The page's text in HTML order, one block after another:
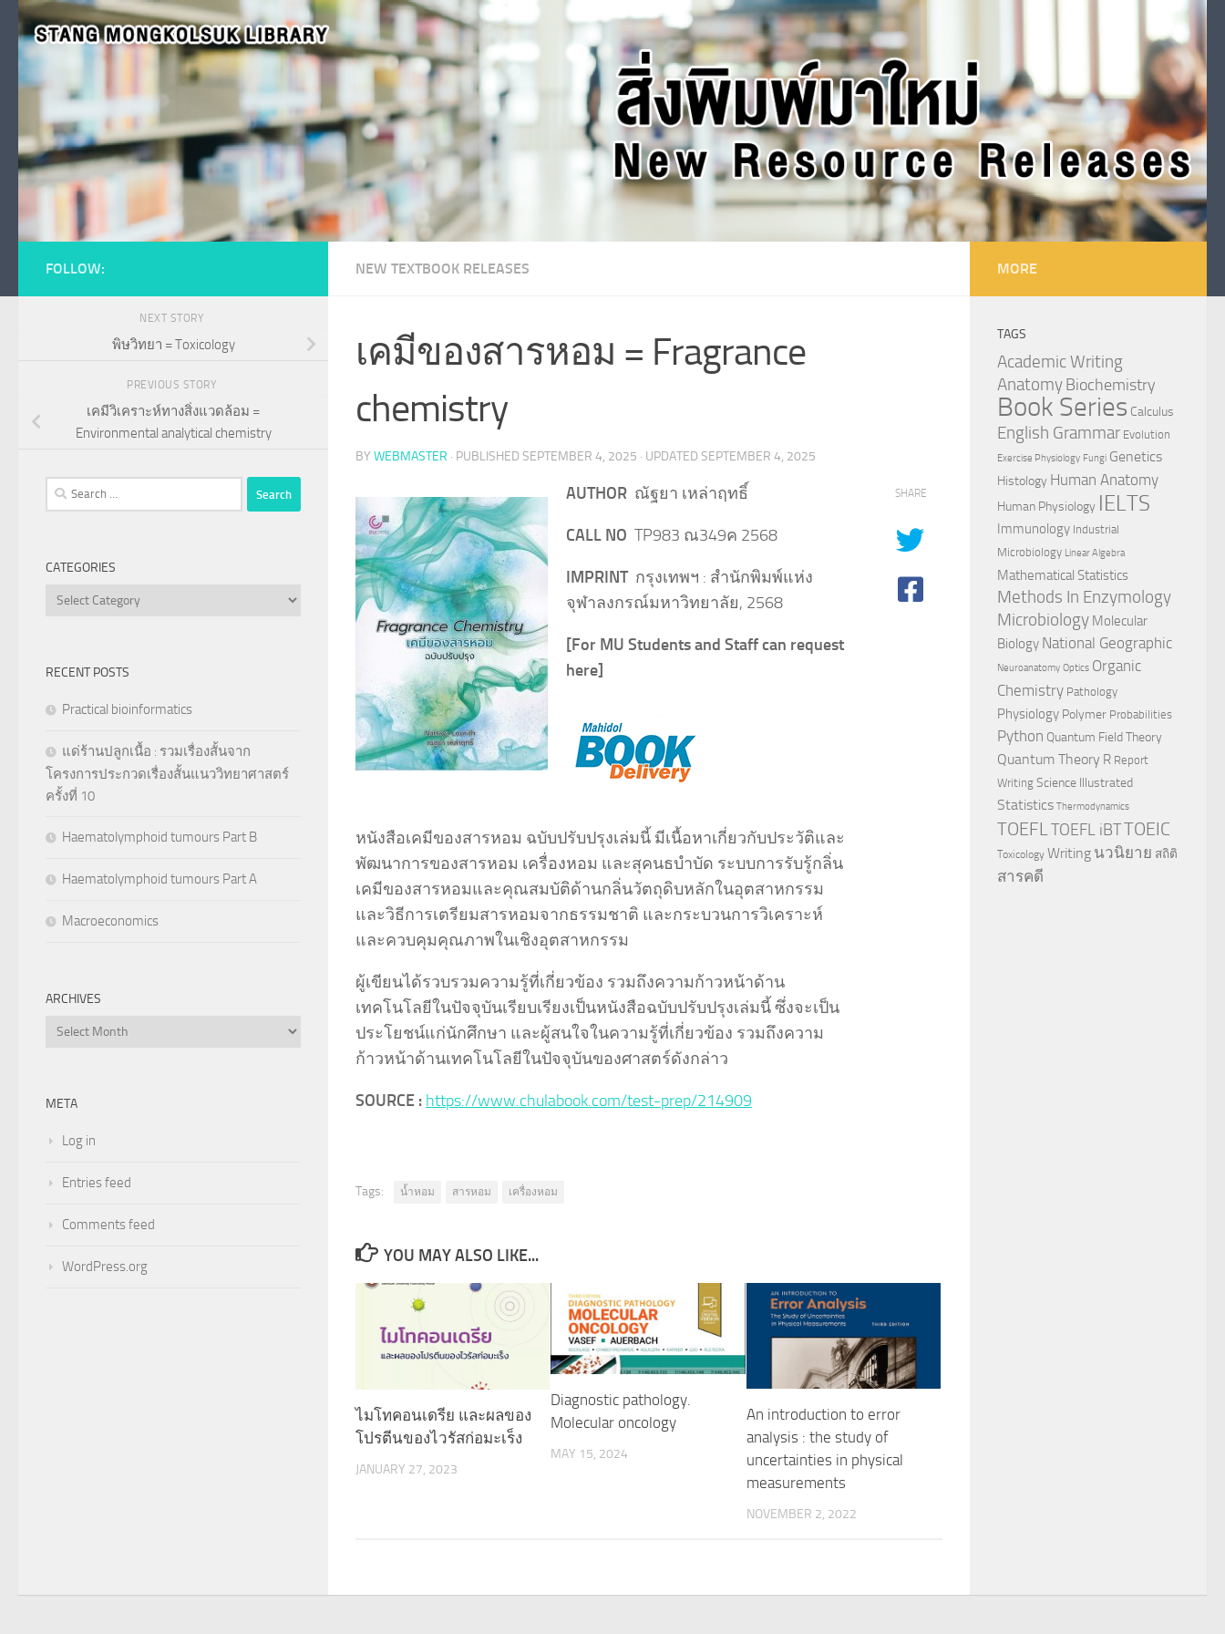
Skip to content
NEW TEXTBOOK RELEASES
เคมีของสารหอม = Fragrance
chemistry
BY WEBMASTER · PUBLISHED SEPTEMBER 4, 2025 · UPDATED SEPTEMBER 4, 2025
AUTHOR ณัฐยา เหล่าฤทธิ์
CALL NO TP983 ณ349ค 2568
IMPRINT กรุงเทพฯ : สำนักพิมพ์แห่ง
จุฬาลงกรณ์มหาวิทยาลัย, 2568
[For MU Students and Staff can request
here]
หนังสือเคมีของสารหอม ฉบับปรับปรุงเล่มนี้ มีเนื้อหาเกี่ยวกับประวัติและ
พัฒนาการของสารหอม เครื่องหอม และสุคนธบำบัด ระบบการรับรู้กลิ่น
เคมีของสารหอมและคุณสมบัติด้านกลิ่นวัตถุดิบหลักในอุตสาหกรรม
และวิธีการเตรียมสารหอมจากธรรมชาติ และกระบวนการวิเคราะห์
และควบคุมคุณภาพในเชิงอุตสาหกรรม
ผู้เขียนได้รวบรวมความรู้ที่เกี่ยวข้อง รวมถึงความก้าวหน้าด้าน
เทคโนโลยีในปัจจุบันเรียบเรียงเป็นหนังสือฉบับปรับปรุงเล่มนี้ ซึ่งจะเป็น
ประโยชน์แก่นักศึกษา และผู้สนใจในความรู้ที่เกี่ยวข้อง รวมถึงความ
ก้าวหน้าด้านเทคโนโลยีในปัจจุบันของศาสตร์ดังกล่าว
SOURCE : https://www.chulabook.com/test-prep/214909
SHARE
Tags: น้ำหอม สารหอม เครื่องหอม
YOU MAY ALSO LIKE...
ไมโทคอนเดรีย และผลของ
โปรตีนของไวรัสก่อมะเร็ง
JANUARY 27, 2023
Diagnostic pathology.
Molecular oncology
MAY 15, 2024
An introduction to error
analysis : the study of
uncertainties in physical
measurements
NOVEMBER 2, 2022
FOLLOW:
NEXT STORY
พิษวิทยา = Toxicology
PREVIOUS STORY
เคมีวิเคราะห์ทางสิ่งแวดล้อม =
Environmental analytical chemistry
Search
for:
CATEGORIES
Categories
RECENT POSTS
Practical bioinformatics
แด่ร้านปลูกเนื้อ : รวมเรื่องสั้นจาก
โครงการประกวดเรื่องสั้นแนววิทยาศาสตร์
ครั้งที่ 10
Haematolymphoid tumours Part B
Haematolymphoid tumours Part A
Macroeconomics
ARCHIVES
Archives
META
Log in
Entries feed
Comments feed
WordPress.org
MORE
TAGS
Academic Writing
AnatomyBiochemistry
Book Series Calculus
English Grammar Evolution
Exercise Physiology Fungi Genetics
Histology Human Anatomy
Human Physiology IELTS
Immunology Industrial
Microbiology Linear Algebra
Mathematical Statistics
Methods In Enzymology
Microbiology Molecular
Biology National Geographic
Neuroanatomy Optics Organic
Chemistry Pathology
Physiology Polymer Probabilities
Python Quantum Field Theory
Quantum Theory R Report
Writing Science Illustrated
Statistics Thermodynamics
TOEFL TOEFL iBTTOEIC
Toxicology Writing นวนิยาย สถิติ
สารคดี